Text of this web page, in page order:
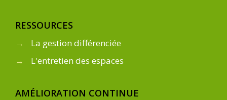
RESSOURCES
→
La gestion différenciée
→
L'entretien des espaces
AMÉLIORATION CONTINUE